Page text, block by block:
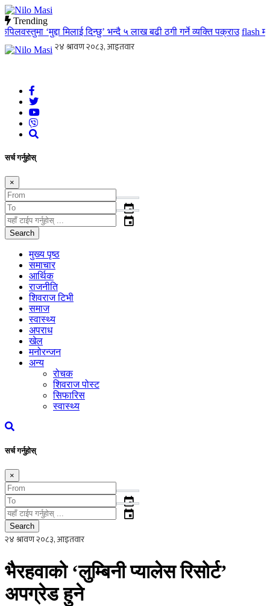
Trending
‘मुद्दा मिलाई दिन्छु’ भन्दै ५ लाख बढी ठगी गर्ने व्यक्ति पक्राउ flashमातृ
सर्च गर्नुहोस्
×
event
event
Search
मुख्य पृष्ठ
समाचार
आर्थिक
राजनीति
शिवराज टिभी
समाज
स्वास्थ्य
अपराध
खेल
मनोरन्जन
अन्य
रोचक
शिवराज पोस्ट
सिफारिस
स्वास्थ्य
सर्च गर्नुहोस्
×
event
event
Search
भैरहवाको ‘लुम्बिनी प्यालेस रिसोर्ट’
अपग्रेड हुने